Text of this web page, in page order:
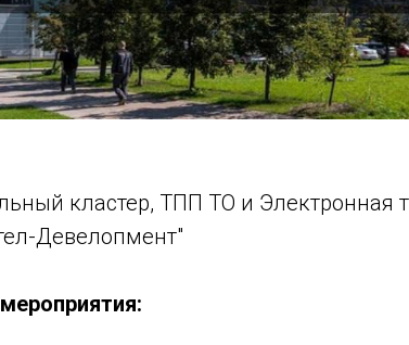
кластер, ТПП ТО и
Девелопмент"